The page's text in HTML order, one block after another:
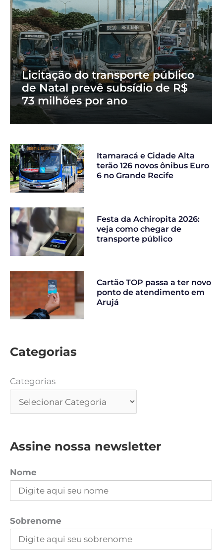
Licitação do transporte público
de Natal prevê subsídio de R$
73 milhões por ano
Itamaracá e Cidade Alta
terão 126 novos ônibus Euro
6 no Grande Recife
Festa da Achiropita 2026:
veja como chegar de
transporte público
Cartão TOP passa a ter novo
ponto de atendimento em
Arujá
Categorias
Categorias
Assine nossa newsletter
Nome
Sobrenome